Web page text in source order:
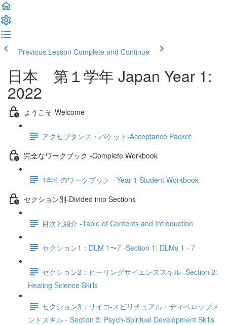
Previous Lesson Complete and Continue
日本 第１学年 Japan Year 1:
2022
ようこそ‐Welcome
アクセプタンス・パケット‐Acceptance Packet
完全なワークブック -Complete Workbook
1年生のワークブック - Year 1 Student Workbook
セクション別‐Divided into Sections
目次と紹介 -Table of Contents and Introduction
セクション1：DLM 1〜7 -Section 1: DLMs 1 - 7
セクション2：ヒーリングサイエンススキル -Section 2:
Healing Science Skills
セクション3：サイコ‐スピリチュアル・ディベロップメ
ントスキル - Section 3: Psych-Spiritual Development Skills